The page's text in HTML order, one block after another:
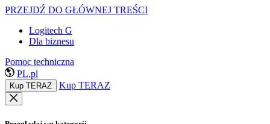
PRZEJDŹ DO GŁÓWNEJ TREŚCI
Logitech G
Dla biznesu
Pomoc techniczna
PL,pl
Kup TERAZ Kup TERAZ